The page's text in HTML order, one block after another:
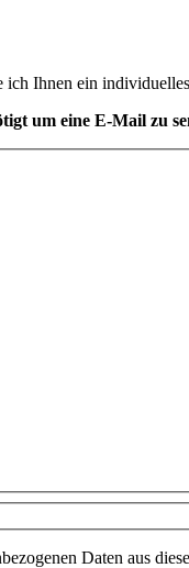
ich Ihnen ein
um eine E-Mail zu
Daten aus